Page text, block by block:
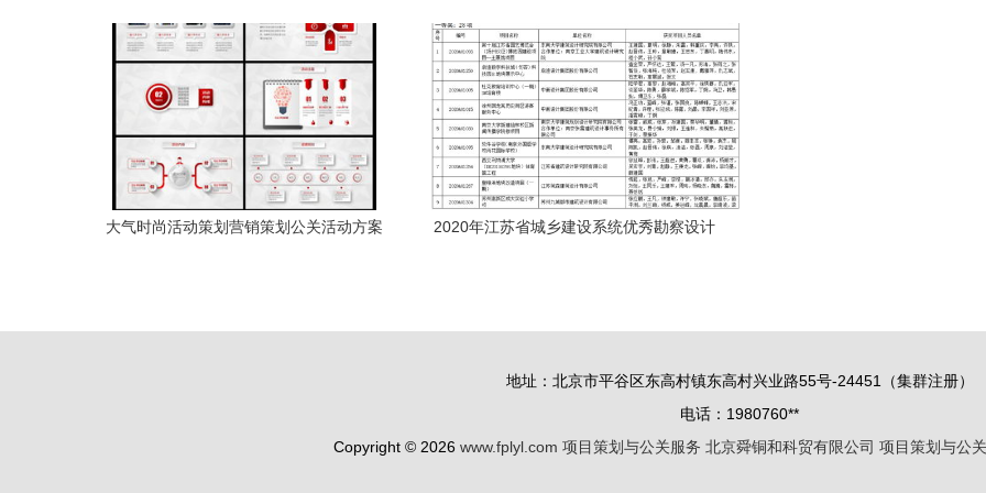
照表视角解析项目策划与公关服务升级路
径
大气时尚活动策划营销策划公关活动方案
2020年江苏省城乡建设系统优秀勘察设计
地址：北京市平谷区东高村镇东高村兴业路55号-24451（集群注册）
电话：1980760**
Copyright © 2026 www.fplyl.com 项目策划与公关服务 北京舜铜和科贸有限公司 项目策划与公